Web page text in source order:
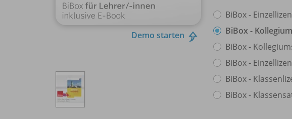
Demo starten
BiBox -
BiBox -
BiBox -
BiBox -
BiBox -
BiBox -